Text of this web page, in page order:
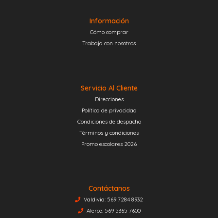
Información
Cómo comprar
Trabaja con nosotros
Servicio Al Cliente
Direcciones
Política de privacidad
Condiciones de despacho
Términos y condiciones
Promo escolares 2026
Contáctanos
Valdivia: 569 7284 8932
Alerce: 569 5365 7600